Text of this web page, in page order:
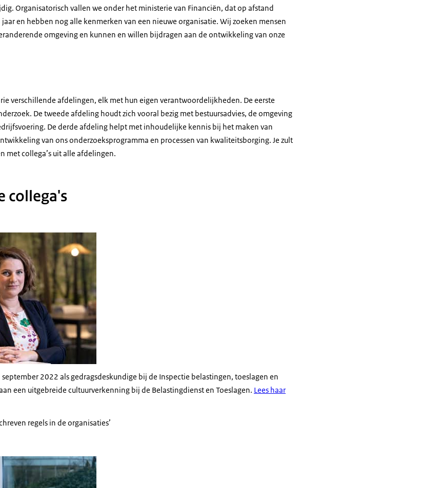
Organisatorisch vallen we onder het ministerie van Financiën, dat op afstand
jaar en hebben nog alle kenmerken van een nieuwe organisatie. Wij zoeken mensen
omgeving en kunnen en willen bijdragen aan de ontwikkeling van onze
verschillende afdelingen, elk met hun eigen verantwoordelijkheden. De eerste
De tweede afdeling houdt zich vooral bezig met bestuursadvies, de omgeving
De derde afdeling helpt met inhoudelijke kennis bij het maken van
van ons onderzoeksprogramma en processen van kwaliteitsborging. Je zult
met collega’s uit alle afdelingen.
collega's
de inspectie, Marloes Heijnen. Ze zit met platgevouwen handen aan tafel.
2022 als gedragsdeskundige bij de Inspectie belastingen, toeslagen en
een uitgebreide cultuurverkenning bij de Belastingdienst en Toeslagen. Lees haar
regels in de organisaties’
de inspectie Lenemieke en May werken allebei met een laptop aan dezelfde tafel.